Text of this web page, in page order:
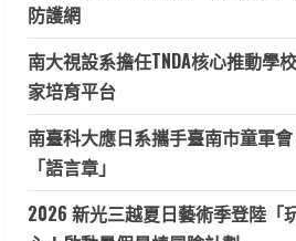
防護網
南大視設系擔任TNDA核心推動學
家培育平台
南臺科大應日系攜手臺南市童軍
「語言章」
2026 新光三越夏日藝術季登陸「